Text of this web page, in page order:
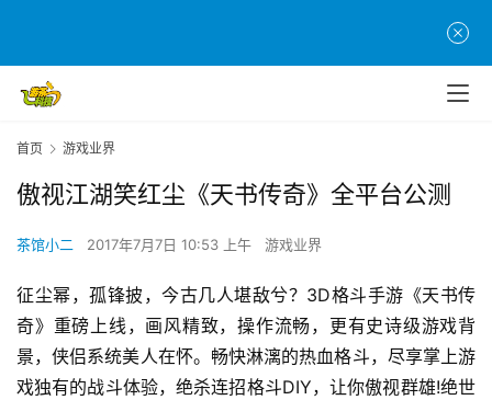
首页 游戏业界
傲视江湖笑红尘《天书传奇》全平台公测
茶馆小二 2017年7月7日 10:53 上午 游戏业界
征尘幂，孤锋披，今古几人堪敌兮？3D格斗手游《天书传
奇》重磅上线，画风精致，操作流畅，更有史诗级游戏背
景，侠侣系统美人在怀。畅快淋漓的热血格斗，尽享掌上游
戏独有的战斗体验，绝杀连招格斗DIY，让你傲视群雄!绝世